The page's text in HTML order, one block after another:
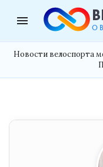
menu
Новости велоспорта